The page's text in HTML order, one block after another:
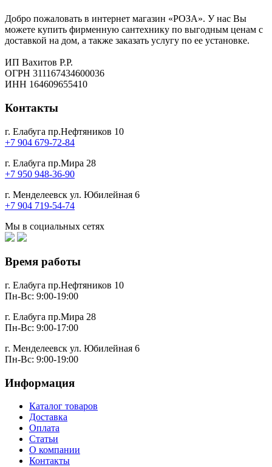
Добро пожаловать в интернет магазин «РОЗА». У нас Вы
можете купить фирменную сантехнику по выгодным ценам с
доставкой на дом, а также заказать услугу по ее установке.
ИП Вахитов Р.Р.
ОГРН 311167434600036
ИНН 164609655410
Контакты
г. Елабуга пр.Нефтяников 10
+7 904 679-72-84
г. Елабуга пр.Мира 28
+7 950 948-36-90
г. Менделеевск ул. Юбилейная 6
+7 904 719-54-74
Мы в социальных сетях
Время работы
г. Елабуга пр.Нефтяников 10
Пн-Вс: 9:00-19:00
г. Елабуга пр.Мира 28
Пн-Вс: 9:00-17:00
г. Менделеевск ул. Юбилейная 6
Пн-Вс: 9:00-19:00
Информация
Каталог товаров
Доставка
Оплата
Статьи
О компании
Контакты